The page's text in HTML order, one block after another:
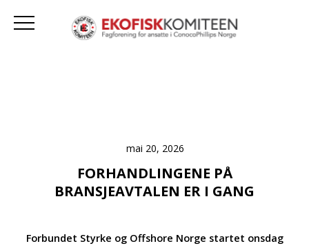
mai 20, 2026
FORHANDLINGENE PÅ
BRANSJEAVTALEN ER I GANG
Forbundet Styrke og Offshore Norge startet onsdag